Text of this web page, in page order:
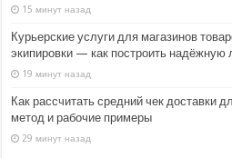
15 минут назад
Курьерские услуги для магазинов
экипировки — как построить надёжную
19 минут назад
Как рассчитать средний чек доставки
метод и рабочие примеры
29 минут назад